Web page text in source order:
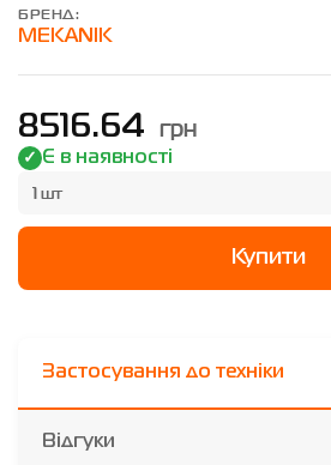
БРЕНД:
MEKANIK
8516.64 грн
Є в наявності
1 шт
Купити
Застосування до техніки
Відгуки